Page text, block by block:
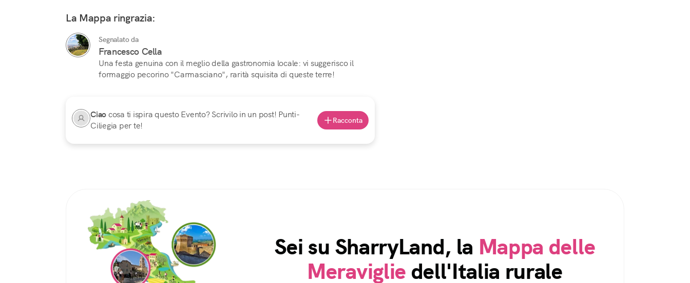
La Mappa ringrazia:
Segnalato da
Francesco Cella
Una festa genuina con il meglio della gastronomia locale: vi suggerisco il
formaggio pecorino "Carmasciano", rarità squisita di queste terre!
Ciaocosa ti ispira questo Evento? Scrivilo in un post! Punti-
Ciliegia per te!
Racconta
Sei su SharryLand, la Mappa delle
Meraviglie dell'Italia rurale